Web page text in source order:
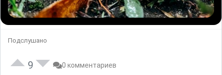
Подслушано
9 0 комментариев